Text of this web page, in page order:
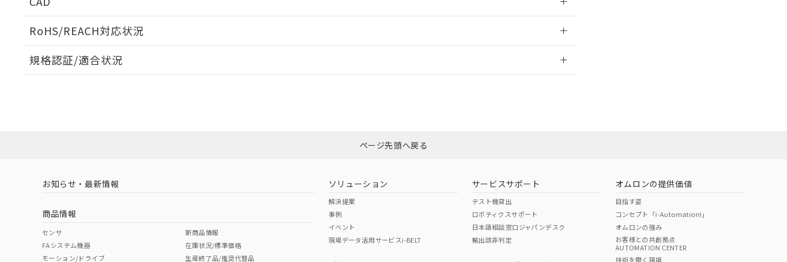
l: 8mm以上、φd: 70mm以上、D: 8mm以上、m: 66mm以上、n: 90mm以上
RoHS/REACH対応状況
EU RoHS 注意事項・凡例
ダウンロードはこちら
中国 RoHS 注意事項・凡例
中国 RoHS表
Pb Hg Cr(VI)
規格認証/適合状況
（イギリス
（ノルウェー
（日本
（アメリカ
ページ先頭へ戻る
お知らせ・最新情報
商品情報
センサ
FAシステム機器
モーション/ドライブ
新商品情報
在庫状況/標準価格
生産終了品/推奨代替品
ソリューション
解決提案
事例
イベント
現場データ活用サービスi-BELT
サービスサポート
テスト機貸出
ロボティクスサポート
日本語相談窓口ジャパンデスク
輸出該非判定
オムロンの提供価値
目指す姿
コンセプト「i-Automation!」
オムロンの強み
お客様との共創拠点
AUTOMATION CENTER
技術を磨く現場